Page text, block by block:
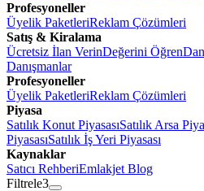
Profesyoneller
Üyelik PaketleriReklam Çözümleri
Satış & Kiralama
Ücretsiz İlan VerinDeğerini Öğren
Danışmanlar
Profesyoneller
Üyelik PaketleriReklam Çözümleri
Piyasa
Satılık Konut PiyasasıSatılık Arsa
PiyasasıSatılık İş Yeri Piyasası
Kaynaklar
Satıcı RehberiEmlakjet Blog
Filtrele3